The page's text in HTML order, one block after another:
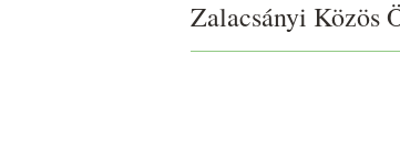
Zalacsányi Közös